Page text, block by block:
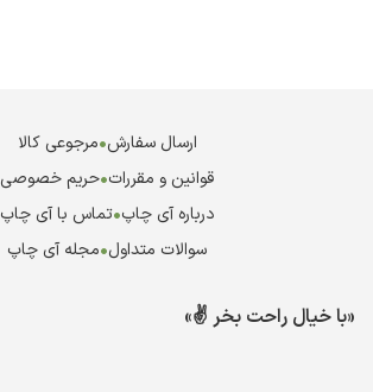
ارسال سفارش•مرجوعی کالا
قوانین و مقررات•حریم خصوصی
درباره آی چاپ•تماس با آی چاپ
سوالات متداول•مجله آی چاپ
«با خیال راحت بخر ✌️»